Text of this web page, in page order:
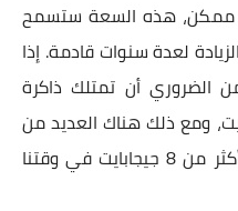
ممكن، هذه السعة ستسمح
لعدة سنوات قادمة. إذا
الضروري أن تمتلك ذاكرة
بسعة 16 جيجابايت، ومع ذلك هناك العديد من
الألعاب التي لا تتطلع لاستخدام أكثر من 8 جيجابايت في وقتنا